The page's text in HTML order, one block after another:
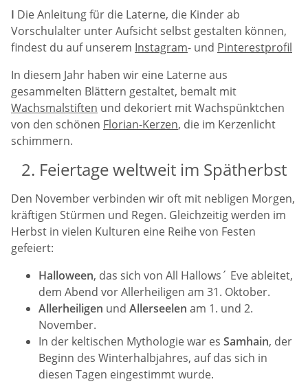
I Die Anleitung für die Laterne, die Kinder ab
Vorschulalter unter Aufsicht selbst gestalten können,
findest du auf unserem Instagram- und Pinterestprofil
In diesem Jahr haben wir eine Laterne aus
gesammelten Blättern gestaltet, bemalt mit
Wachsmalstiften und dekoriert mit Wachspünktchen
von den schönen Florian-Kerzen, die im Kerzenlicht
schimmern.
2. Feiertage weltweit im Spätherbst
Den November verbinden wir oft mit nebligen Morgen,
kräftigen Stürmen und Regen. Gleichzeitig werden im
Herbst in vielen Kulturen eine Reihe von Festen
gefeiert:
Halloween, das sich von All Hallows´ Eve ableitet,
dem Abend vor Allerheiligen am 31. Oktober.
Allerheiligen und Allerseelen am 1. und 2.
November.
In der keltischen Mythologie war es Samhain, der
Beginn des Winterhalbjahres, auf das sich in
diesen Tagen eingestimmt wurde.